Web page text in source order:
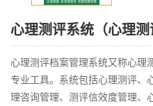
心理测评系统（心理测
心理测评档案管理系统又称心理
专业工具。系统包括心理测评、
理咨询管理、测评信效度管理、